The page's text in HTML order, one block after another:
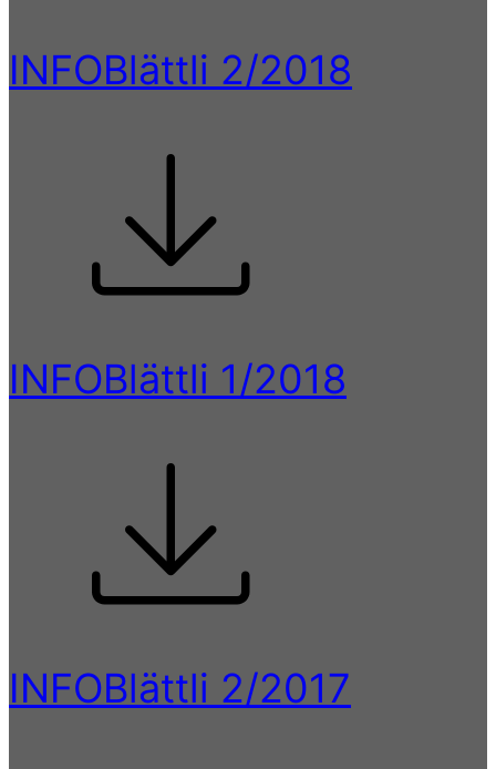
INFOBlättli 2/2018
INFOBlättli 1/2018
INFOBlättli 2/2017